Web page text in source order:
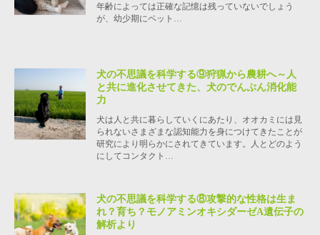
年齢によっては正確な記憶は残っていないでしょう
が、幼少期にペット…
犬の不思議を科学する⑨狩猟から農耕へ～人
と共に進化させてきた、犬のでんぷん消化能
力
犬は人と共に暮らしていくにあたり、オオカミには見
られないさまざまな認知能力を身につけてきたことが
研究により明らかにされてきています。人とどのよう
にしてコンタクト…
犬の不思議を科学する⑧攻撃的な性格は生ま
れ？育ち？モノアミンオキシダーゼA遺伝子の
解析より